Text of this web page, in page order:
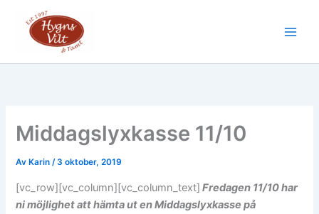
innehåll
Middagslyxkasse 11/10
Av Karin/3 oktober, 2019
[vc_row][vc_column][vc_column_text] Fredagen 11/10 har
ni möjlighet att hämta ut en Middagslyxkasse på